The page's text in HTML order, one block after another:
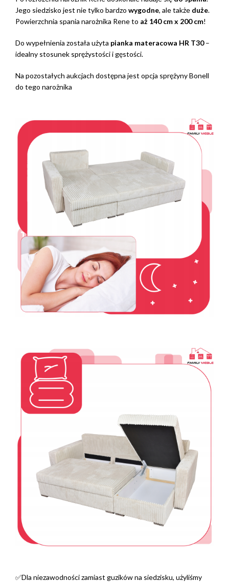
Jego siedzisko jest nie tylko bardzo wygodne, ale także duże.
Powierzchnia spania narożnika Rene to aż 140 cm x 200 cm!
Do wypełnienia została użyta pianka materacowa HR T30–
idealny stosunek sprężystości i gęstości.
Na pozostałych aukcjach dostępna jest opcja sprężyny Bonell
do tego narożnika
✅Dla niezawodności zamiast guzików na siedzisku, użyliśmy